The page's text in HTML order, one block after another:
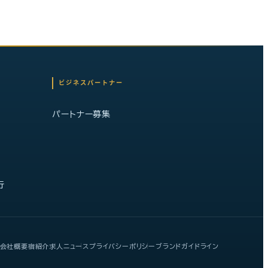
ビジネスパートナー
パートナー募集
会社概要宿紹介求人 ニュース プライバシーポリシー ブランドガイドライン